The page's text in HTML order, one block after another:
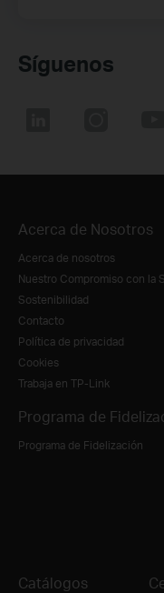
Síguenos
Acerca de Nosotros
Acerca de nosotros
Nuestro Compromiso con la
Sostenibilidad
Contacto
Política de privacidad
Cookies
Trabaja en TP-Link
Programa de
Programa de Fidelización
Catálogos